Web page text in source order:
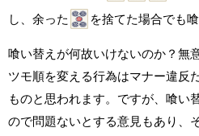
し、余った
を捨てた場合でも
喰い替えが何故いけないのか？無
ツモ順を変える行為はマナー違反
ものと思われます。ですが、喰い
ので問題ないとする意見もあり、